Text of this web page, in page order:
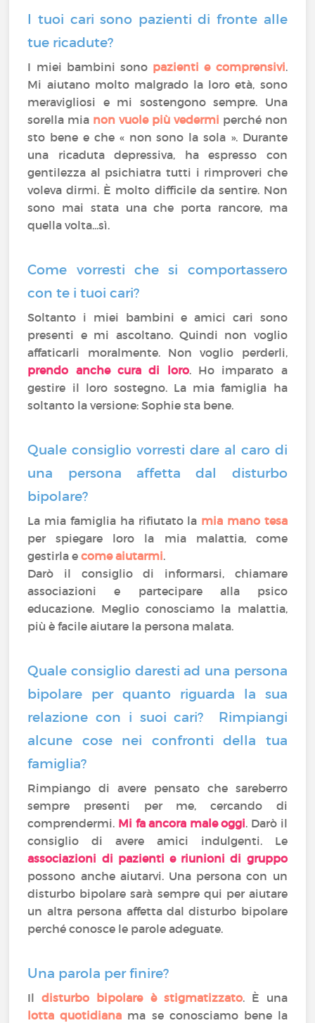
I tuoi cari sono pazienti di fronte alle
tue ricadute?
I miei bambini sono pazienti e comprensivi.
Mi aiutano molto malgrado la loro età, sono
meravigliosi e mi sostengono sempre. Una
sorella mia non vuole più vedermi perché non
sto bene e che « non sono la sola ». Durante
una ricaduta depressiva, ha espresso con
gentilezza al psichiatra tutti i rimproveri che
voleva dirmi. È molto difficile da sentire. Non
sono mai stata una che porta rancore, ma
quella volta...sì.
Come vorresti che si comportassero
con te i tuoi cari?
Soltanto i miei bambini e amici cari sono
presenti e mi ascoltano. Quindi non voglio
affaticarli moralmente. Non voglio perderli,
prendo anchecura di loro. Ho imparato a
gestire il loro sostegno. La mia famiglia ha
soltanto la versione: Sophie sta bene.
Quale consiglio vorresti dare al caro di
una persona affetta dal disturbo
bipolare?
La mia famiglia ha rifiutato la mia mano tesa
per spiegare loro la mia malattia, come
gestirla ecome aiutarmi.
Darò il consiglio di informarsi, chiamare
associazioni e partecipare alla psico
educazione. Meglio conosciamo la malattia,
più è facile aiutare la persona malata.
Quale consiglio daresti ad una persona
bipolare per quanto riguarda la sua
relazione con i suoi cari? Rimpiangi
alcune cose nei confronti della tua
famiglia?
Rimpiango di avere pensato che sareberro
sempre presenti per me, cercando di
comprendermi. Mi fa ancora male oggi. Darò il
consiglio di avere amici indulgenti. Le
associazioni di pazienti e riunioni di gruppo
possono anche aiutarvi. Una persona con un
disturbo bipolare sarà sempre qui per aiutare
un altra persona affetta dal disturbo bipolare
perché conosce le parole adeguate.
Una parola per finire?
Ildisturbo bipolare è stigmatizzato. È una
lotta quotidiana ma se conosciamo bene la